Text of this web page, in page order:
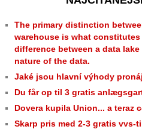
The primary distinction
warehouse is what
difference between a data
nature of the data.
Jaké jsou hlavní výhody
Du får op til 3 gratis
Dovera kupila Union... a teraz
Skarp pris med 2-3 gratis vvs-